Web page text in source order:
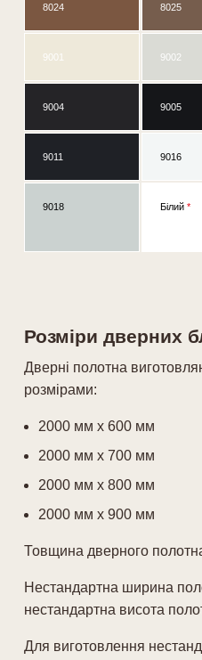
8024 8025
9001 9002
9004 9005
9011 9016
9018 Білий *
Розміри дверних
Дверні полотна
розмірами:
2000 мм х 600 мм
2000 мм х 700 мм
2000 мм х 800 мм
2000 мм х 900 мм
Товщина дверного
Нестандартна ширина
нестандартна висота
Для виготовлення